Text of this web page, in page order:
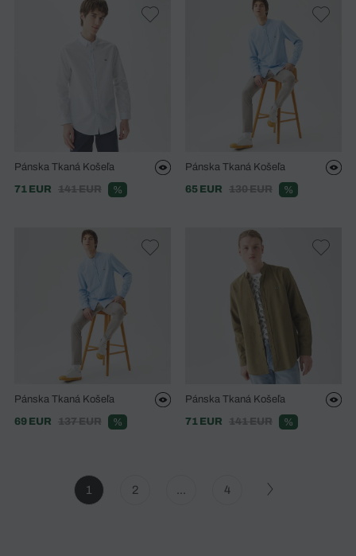
Pánska Tkaná Košeľa
71 EUR
141 EUR %
Pánska Tkaná Košeľa
65 EUR
130 EUR %
Pánska Tkaná Košeľa
69 EUR
137 EUR %
Pánska Tkaná Košeľa
71 EUR
141 EUR %
1 2 4